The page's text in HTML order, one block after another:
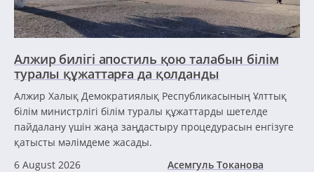
Алжир билігі апостиль қою талабын білім
туралы құжаттарға да қолданды
Алжир Халық Демократиялық Республикасының Ұлттық
білім министрлігі білім туралы құжаттарды шетелде
пайдалану үшін жаңа заңдастыру процедурасын енгізуге
қатысты мәлімдеме жасады.
6 August 2026
Асемгуль Токанова